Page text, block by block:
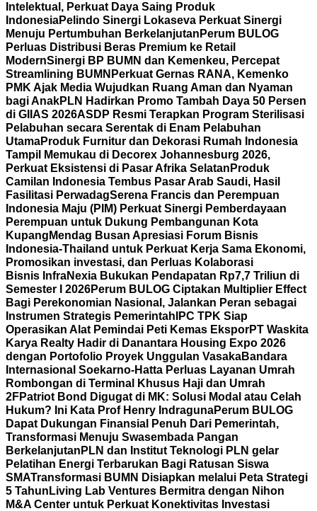
Intelektual, Perkuat Daya Saing Produk
IndonesiaPelindo Sinergi Lokaseva Perkuat Sinergi
Menuju Pertumbuhan Berkelanjutan Perum BULOG
Perluas Distribusi Beras Premium ke Retail
ModernSinergi BP BUMN dan Kemenkeu, Percepat
Streamlining BUMN Perkuat Gernas RANA, Kemenko
PMK Ajak Media Wujudkan Ruang Aman dan Nyaman
bagi AnakPLN Hadirkan Promo Tambah Daya 50 Persen
di GIIAS 2026ASDP Resmi Terapkan Program Sterilisasi
Pelabuhan secara Serentak di Enam Pelabuhan
UtamaProduk Furnitur dan Dekorasi Rumah Indonesia
Tampil Memukau di Decorex Johannesburg 2026,
Perkuat Eksistensi di Pasar Afrika Selatan Produk
Camilan Indonesia Tembus Pasar Arab Saudi, Hasil
Fasilitasi PerwadagSerena Francis dan Perempuan
Indonesia Maju (PIM) Perkuat Sinergi Pemberdayaan
Perempuan untuk Dukung Pembangunan Kota
Kupang Mendag Busan Apresiasi Forum Bisnis
Indonesia-Thailand untuk Perkuat Kerja Sama Ekonomi,
Promosikan investasi, dan Perluas Kolaborasi
Bisnis InfraNexia Bukukan Pendapatan Rp7,7 Triliun di
Semester I 2026Perum BULOG Ciptakan Multiplier Effect
Bagi Perekonomian Nasional, Jalankan Peran sebagai
Instrumen Strategis Pemerintah IPC TPK Siap
Operasikan Alat Pemindai Peti Kemas EksporPT Waskita
Karya Realty Hadir di Danantara Housing Expo 2026
dengan Portofolio Proyek Unggulan VasakaBandara
Internasional Soekarno-Hatta Perluas Layanan Umrah
Rombongan di Terminal Khusus Haji dan Umrah
2FPatriot Bond Digugat di MK: Solusi Modal atau Celah
Hukum? Ini Kata Prof Henry IndragunaPerum BULOG
Dapat Dukungan Finansial Penuh Dari Pemerintah,
Transformasi Menuju Swasembada Pangan
Berkelanjutan PLN dan Institut Teknologi PLN gelar
Pelatihan Energi Terbarukan Bagi Ratusan Siswa
SMATransformasi BUMN Disiapkan melalui Peta Strategi
5 Tahun Living Lab Ventures Bermitra dengan Nihon
M&A Center untuk Perkuat Konektivitas Investasi